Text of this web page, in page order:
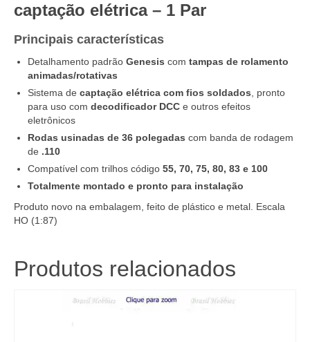
captação elétrica – 1 Par
Principais características
Detalhamento padrão Genesis com tampas de rolamento
animadas/rotativas
Sistema de captação elétrica com fios soldados, pronto
para uso com decodificador DCC e outros efeitos
eletrônicos
Rodas usinadas de 36 polegadas com banda de rodagem
de .110
Compatível com trilhos código 55, 70, 75, 80, 83 e 100
Totalmente montado e pronto para instalação
Produto novo na embalagem, feito de plástico e metal. Escala
HO (1:87)
Produtos relacionados